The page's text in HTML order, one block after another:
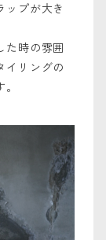
ップが大き
た時の雰囲
イリングの